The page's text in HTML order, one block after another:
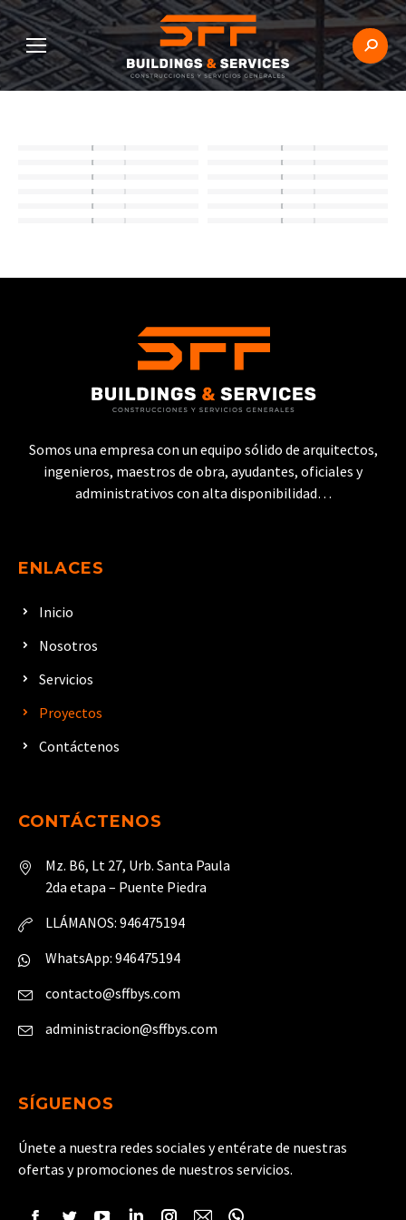
Buscar:
Somos una empresa con un equipo sólido de arquitectos,
ingenieros, maestros de obra, ayudantes, oficiales y
administrativos con alta disponibilidad…
ENLACES
Inicio
Nosotros
Servicios
Proyectos
Contáctenos
CONTÁCTENOS
Mz. B6, Lt 27, Urb. Santa Paula
2da etapa – Puente Piedra
LLÁMANOS: 946475194
WhatsApp: 946475194
contacto@sffbys.com
administracion@sffbys.com
SÍGUENOS
Únete a nuestra redes sociales y entérate de nuestras
ofertas y promociones de nuestros servicios.
Encuéntranos en: